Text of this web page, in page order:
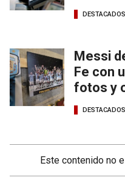
DESTACADOS
Messi
Fe con
fotos y
DESTACADOS
Este contenido no